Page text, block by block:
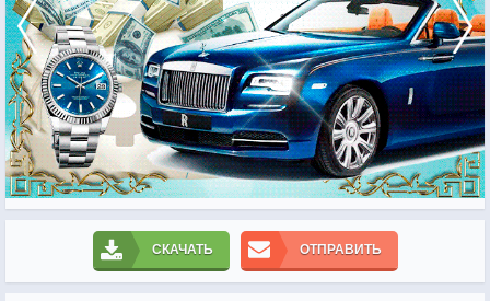
СКАЧАТЬ ОТПРАВИТЬ